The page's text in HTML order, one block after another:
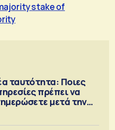
stake of
ταυτότητα: Ποιες
πρέπει να
μετά την